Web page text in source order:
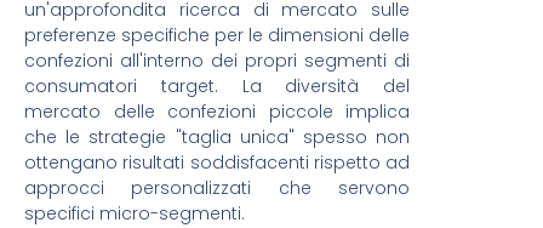
un'approfondita ricerca di mercato sulle
preferenze specifiche per le dimensioni delle
confezioni all'interno dei propri segmenti di
consumatori target. La diversità del
mercato delle confezioni piccole implica
che le strategie "taglia unica" spesso non
ottengano risultati soddisfacenti rispetto ad
approcci personalizzati che servono
specifici micro-segmenti.